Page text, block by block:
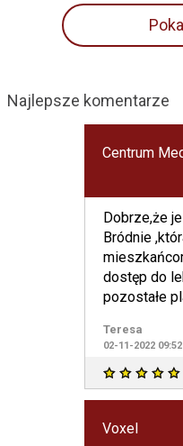
Najlepsze komentarze
Centrum
Dobrze,że
Bródnie
dostęp do
pozostałe
Teresa
02-11-2022 09:52
Voxel